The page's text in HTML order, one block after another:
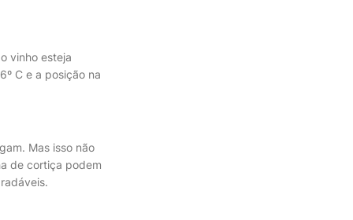
vinho esteja
C e a posição na
Mas isso não
de cortiça podem